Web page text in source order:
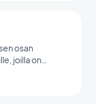
osan
joilla on